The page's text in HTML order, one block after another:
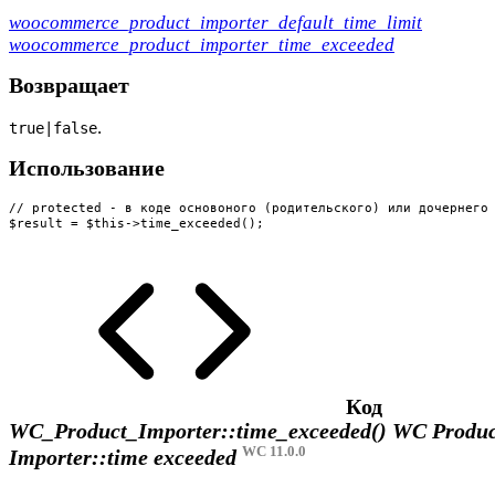
woocommerce_product_importer_default_time_limit
woocommerce_product_importer_time_exceeded
Возвращает
true|false.
Использование
// protected - в коде основоного (родительского) или дочернего
$result = $this->time_exceeded();
Код
WC_Product_Importer::time_exceeded() WC
Importer::time exceeded WC 11.0.0